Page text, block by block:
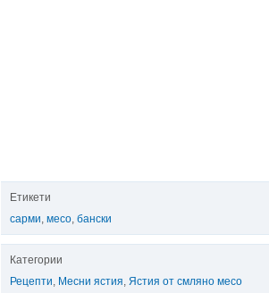
Етикети
сарми, месо, бански
Категории
Рецепти, Месни ястия, Ястия от смляно месо